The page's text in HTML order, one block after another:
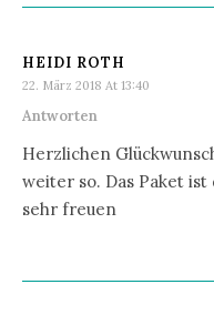
HEIDI ROTH
22. März 2018 At 13:40
Antworten
Herzlichen
weiter so. Das Paket
sehr freuen